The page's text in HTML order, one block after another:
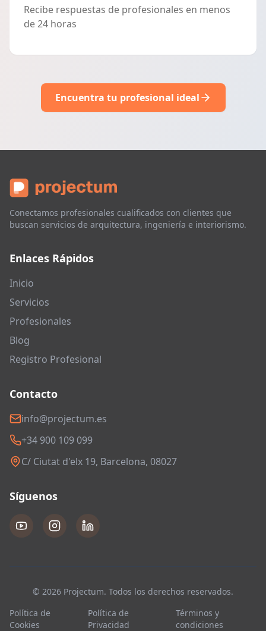
Recibe respuestas de profesionales en menos
de 24 horas
Encuentra tu profesional ideal
Conectamos profesionales cualificados con clientes que
buscan servicios de arquitectura, ingeniería e interiorismo.
Enlaces Rápidos
Inicio
Servicios
Profesionales
Blog
Registro Profesional
Contacto
info@projectum.es
+34 900 109 099
C/ Ciutat d'elx 19, Barcelona, 08027
Síguenos
© 2026 Projectum. Todos los derechos reservados.
Política de
Cookies
Política de
Privacidad
Términos y
condiciones